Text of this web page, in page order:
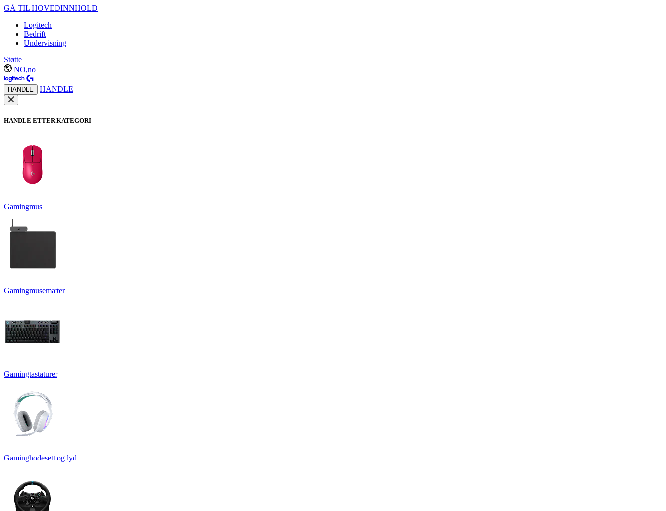
GÅ TIL HOVEDINNHOLD
Logitech
Bedrift
Undervisning
Støtte
NO,no
HANDLE HANDLE
HANDLE ETTER KATEGORI
Gamingmus
Gamingmusematter
Gamingtastaturer
Gaminghodesett og lyd